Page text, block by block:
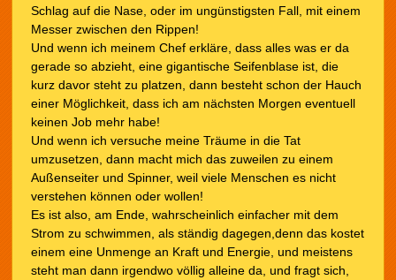
Schlag auf die Nase, oder im ungünstigsten Fall, mit einem
Messer zwischen den Rippen!
Und wenn ich meinem Chef erkläre, dass alles was er da
gerade so abzieht, eine gigantische Seifenblase ist, die
kurz davor steht zu platzen, dann besteht schon der Hauch
einer Möglichkeit, dass ich am nächsten Morgen eventuell
keinen Job mehr habe!
Und wenn ich versuche meine Träume in die Tat
umzusetzen, dann macht mich das zuweilen zu einem
Außenseiter und Spinner, weil viele Menschen es nicht
verstehen können oder wollen!
Es ist also, am Ende, wahrscheinlich einfacher mit dem
Strom zu schwimmen, als ständig dagegen,denn das kostet
einem eine Unmenge an Kraft und Energie, und meistens
steht man dann irgendwo völlig alleine da, und fragt sich,